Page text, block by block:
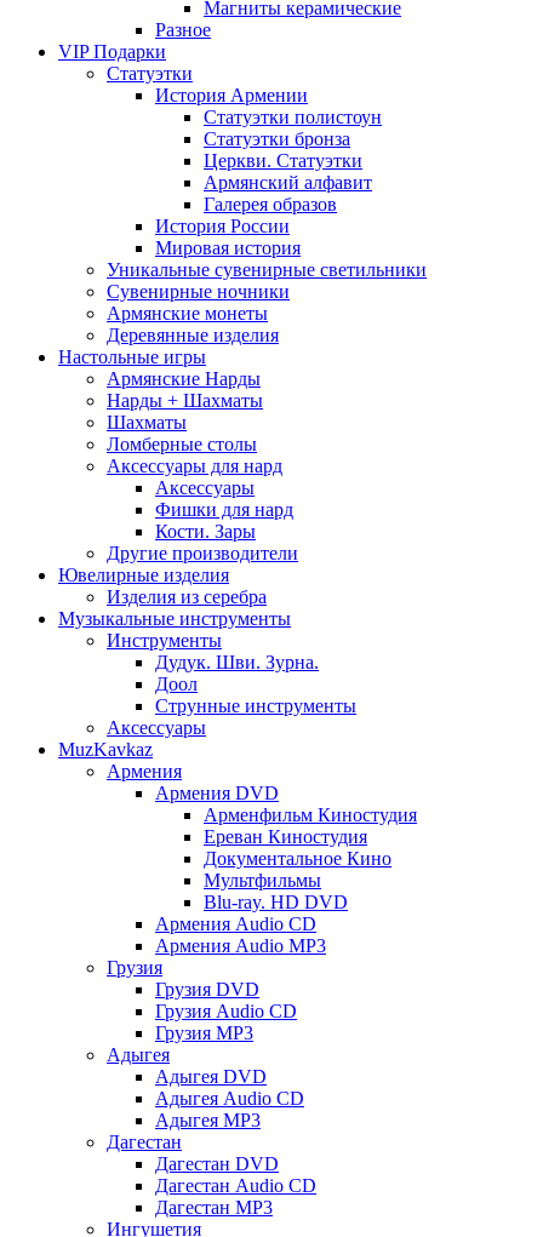
Магниты керамические
Разное
VIP Подарки
Статуэтки
История Армении
Статуэтки полистоун
Статуэтки бронза
Церкви. Статуэтки
Армянский алфавит
Галерея образов
История России
Мировая история
Уникальные сувенирные светильники
Сувенирные ночники
Армянские монеты
Деревянные изделия
Настольные игры
Армянские Нарды
Нарды + Шахматы
Шахматы
Ломберные столы
Аксессуары для нард
Аксессуары
Фишки для нард
Кости. Зары
Другие производители
Ювелирные изделия
Изделия из серебра
Музыкальные инструменты
Инструменты
Дудук. Шви. Зурна.
Доол
Струнные инструменты
Аксессуары
MuzKavkaz
Армения
Армения DVD
Арменфильм Киностудия
Ереван Киностудия
Документальное Кино
Мультфильмы
Blu-ray. HD DVD
Армения Audio CD
Армения Audio MP3
Грузия
Грузия DVD
Грузия Audio CD
Грузия MP3
Адыгея
Адыгея DVD
Адыгея Audio CD
Адыгея MP3
Дагестан
Дагестан DVD
Дагестан Audio CD
Дагестан MP3
Ингушетия